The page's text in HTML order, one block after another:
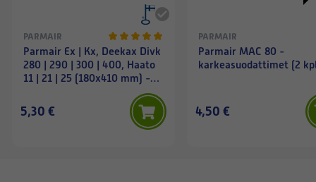
PARMAIR
Parmair Ex | Kx, Deekax Divk
280 | 290 | 300 | 400, Haato
11 | 21 | 25 (180x410 mm) -
karkeasuodattimet (2 kpl)
5,30 €
PARMAIR
Parmair MAC 80 -
karkeasuodattimet (2
4,50 €